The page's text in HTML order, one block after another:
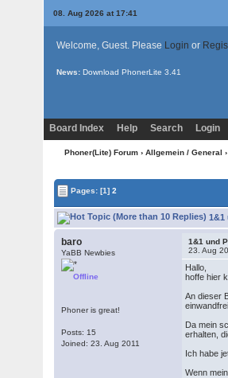
08. Aug 2026 at 17:41
Welcome, Guest. Please Login or
News: Download PhonerLite 3.41
Board Index Help Search Login
Phoner(Lite) Forum › Allgemein / General ›
Pages:[1] 2
1&1
baro
YaBB Newbies
Offline
Phoner is great!
Posts: 15
Joined: 23. Aug 2011
1&1 und
23. Aug
Hallo,
hoffe hier
An dieser
Da mein
erhalten,
Ich habe
Wenn